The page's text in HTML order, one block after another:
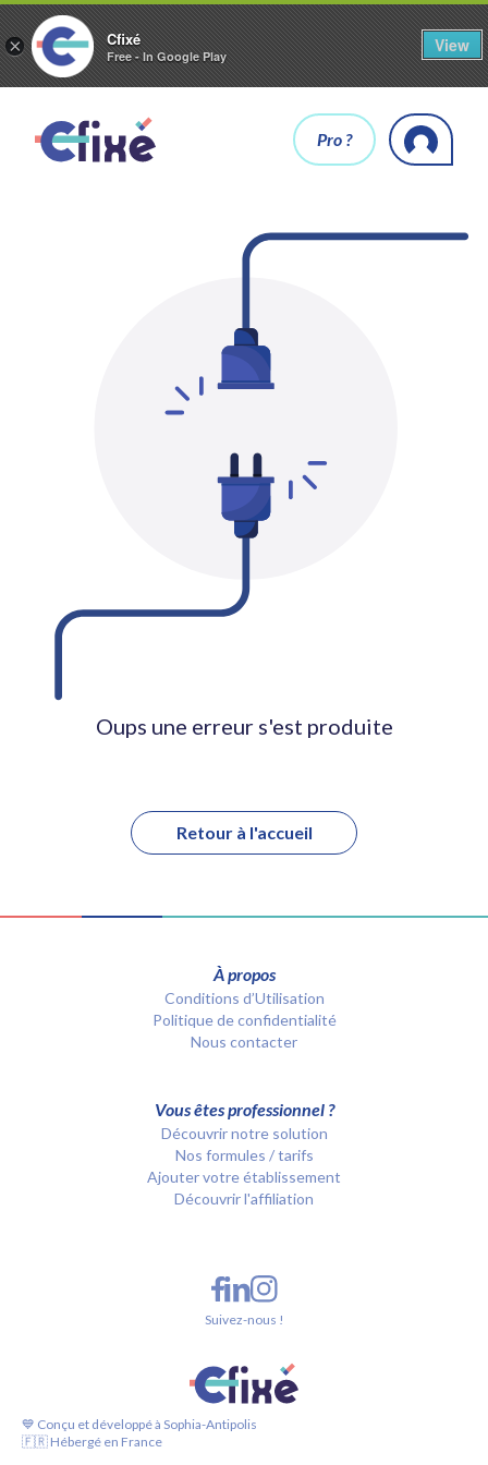
× Cfixé
Free - In Google Play
View
Pro ?
Oups une erreur s'est produite
Retour à l'accueil
À propos
Conditions d’Utilisation
Politique de confidentialité
Nous contacter
Vous êtes professionnel ?
Découvrir notre solution
Nos formules / tarifs
Ajouter votre établissement
Découvrir l'affiliation
💙 Conçu et développé à Sophia-Antipolis
🇫🇷 Hébergé en France
Suivez-nous !